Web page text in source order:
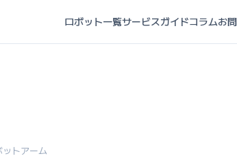
ロボット一覧サービスガイドコラムお
トアーム